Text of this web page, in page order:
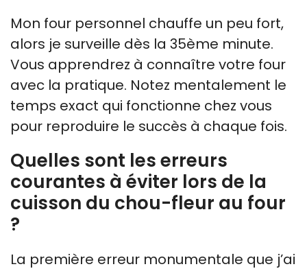
Mon four personnel chauffe un peu fort,
alors je surveille dès la 35ème minute.
Vous apprendrez à connaître votre four
avec la pratique. Notez mentalement le
temps exact qui fonctionne chez vous
pour reproduire le succès à chaque fois.
Quelles sont les erreurs
courantes à éviter lors de la
cuisson du chou-fleur au four
?
La première erreur monumentale que j’ai